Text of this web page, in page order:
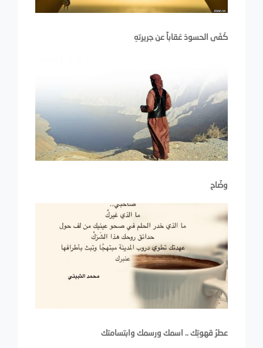
كَفَى الحسودَ عَقاباً عن جريرتهِ
وضّاح
عطرُ قهوتِك .. اسمك ورسمك وابتسامتك